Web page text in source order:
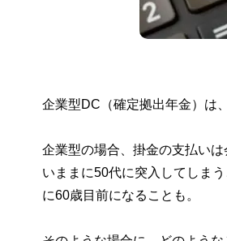
企業型DC（確定拠出年金）は
企業型の場合、掛金の支払い
いままに50代に突入してしま
に60歳目前になることも。